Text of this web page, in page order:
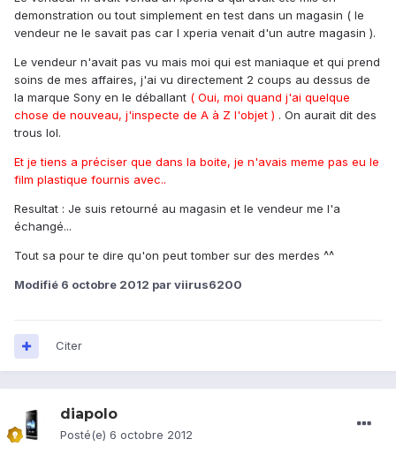
demonstration ou tout simplement en test dans un magasin ( le
vendeur ne le savait pas car l xperia venait d'un autre magasin ).
Le vendeur n'avait pas vu mais moi qui est maniaque et qui prend
soins de mes affaires, j'ai vu directement 2 coups au dessus de
la marque Sony en le déballant ( Oui, moi quand j'ai quelque
chose de nouveau, j'inspecte de A à Z l'objet ) . On aurait dit des
trous lol.
Et je tiens a préciser que dans la boite, je n'avais meme pas eu le
film plastique fournis avec..
Resultat : Je suis retourné au magasin et le vendeur me l'a
échangé...
Tout sa pour te dire qu'on peut tomber sur des merdes ^^
Modifié 6 octobre 2012 par viirus6200
Citer
diapolo
Posté(e) 6 octobre 2012